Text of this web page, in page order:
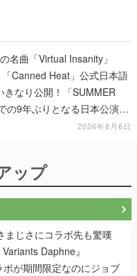
名曲「Virtual Insanity」
「Canned Heat」公式日本語
きなり公開！「SUMMER
の9年ぶりとなる日本公演を
2026年8月6日
ップ
まじさにコラボ先も驚嘆
Daphne』
が期間限定なのにジョブ